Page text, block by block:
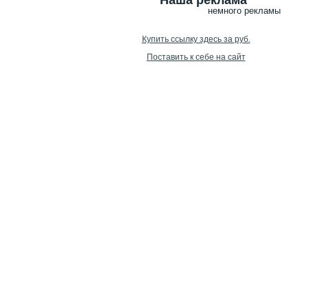
немного рекламы
Купить ссылку здесь за руб.
Поставить к себе на сайт